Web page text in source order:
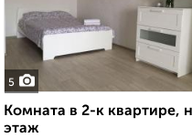
5
Комната в 2-к квартире,
этаж